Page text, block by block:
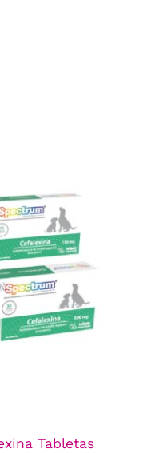
Tabletas
Tabletas